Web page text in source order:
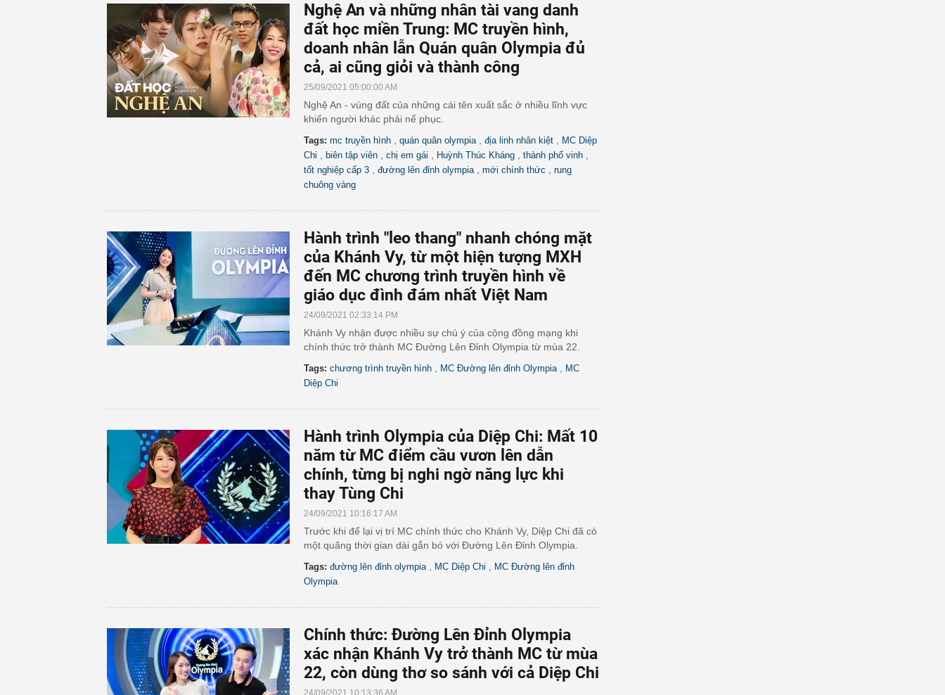
Nghệ An và những nhân tài vang danh
đất học miền Trung: MC truyền hình,
doanh nhân lẫn Quán quân Olympia đủ
cả, ai cũng giỏi và thành công
25/09/2021 05:00:00 AM
Nghệ An - vùng đất của những cái tên xuất sắc ở nhiều lĩnh vực
khiến người khác phải nể phục.
Tags: mc truyền hình quán quân olympia địa linh nhân kiệt
MC Diệp
Chi
biên tập viên chị em gái Huỳnh Thúc Kháng thành phố vinh
tốt nghiệp cấp 3 đường lên đỉnh olympia mới chính thức
rung
chuông vàng
Hành trình "leo thang" nhanh chóng mặt
của Khánh Vy, từ một hiện tượng MXH
đến MC chương trình truyền hình về
giáo dục đình đám nhất Việt Nam
24/09/2021 02:33:14 PM
Khánh Vy nhận được nhiều sự chú ý của cộng đồng mạng khi
chính thức trở thành MC Đường Lên Đỉnh Olympia từ mùa 22.
Tags: chương trình truyền hình MC Đường lên đỉnh Olympia
MC
Diệp Chi
Hành trình Olympia của Diệp Chi: Mất 10
năm từ MC điểm cầu vươn lên dẫn
chính, từng bị nghi ngờ năng lực khi
thay Tùng Chi
24/09/2021 10:16:17 AM
Trước khi để lại vị trí MC chính thức cho Khánh Vy, Diệp Chi đã có
một quãng thời gian dài gắn bó với Đường Lên Đỉnh Olympia.
Tags: đường lên đỉnh olympia MC Diệp Chi
MC Đường lên đỉnh
Olympia
Chính thức: Đường Lên Đỉnh Olympia
xác nhận Khánh Vy trở thành MC từ mùa
22, còn dùng thơ so sánh với cả Diệp Chi
24/09/2021 10:13:36 AM